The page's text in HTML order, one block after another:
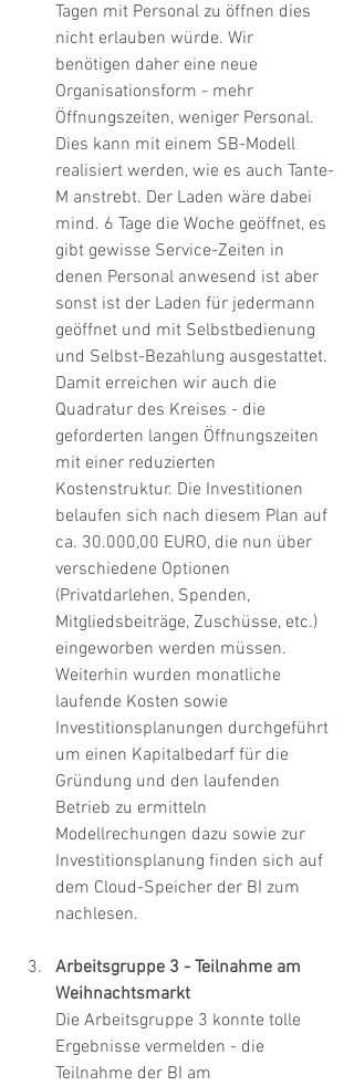
Tagen mit Personal zu öffnen dies
nicht erlauben würde. Wir
benötigen daher eine neue
Organisationsform - mehr
Öffnungszeiten, weniger Personal.
Dies kann mit einem SB-Modell
realisiert werden, wie es auch Tante-
M anstrebt. Der Laden wäre dabei
mind. 6 Tage die Woche geöffnet, es
gibt gewisse Service-Zeiten in
denen Personal anwesend ist aber
sonst ist der Laden für jedermann
geöffnet und mit Selbstbedienung
und Selbst-Bezahlung ausgestattet.
Damit erreichen wir auch die
Quadratur des Kreises - die
geforderten langen Öffnungszeiten
mit einer reduzierten
Kostenstruktur. Die Investitionen
belaufen sich nach diesem Plan auf
ca. 30.000,00 EURO, die nun über
verschiedene Optionen
(Privatdarlehen, Spenden,
Mitgliedsbeiträge, Zuschüsse, etc.)
eingeworben werden müssen.
Weiterhin wurden monatliche
laufende Kosten sowie
Investitionsplanungen durchgeführt
um einen Kapitalbedarf für die
Gründung und den laufenden
Betrieb zu ermitteln
Modellrechungen dazu sowie zur
Investitionsplanung finden sich auf
dem Cloud-Speicher der BI zum
nachlesen.
Arbeitsgruppe 3 - Teilnahme am
Weihnachtsmarkt
Die Arbeitsgruppe 3 konnte tolle
Ergebnisse vermelden - die
Teilnahme der BI am